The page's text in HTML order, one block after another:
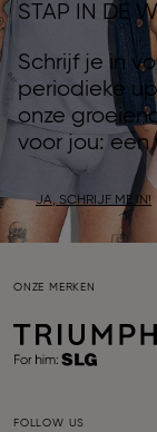
STAP IN DE
Schrijf je in
periodieke
onze
voor jou: een
JA, SCHRIJF ME IN!
ONZE MERKEN
FOLLOW US